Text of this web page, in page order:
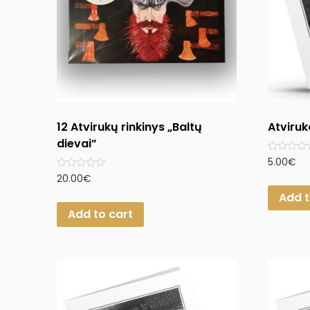
12 Atvirukų rinkinys „Baltų
dievai”
Rated
of
20.00€
Add to cart
Rated
of
5.00€
Add